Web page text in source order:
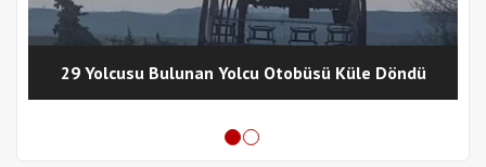
29 Yolcusu Bulunan Yolcu Otobüsü Küle Döndü